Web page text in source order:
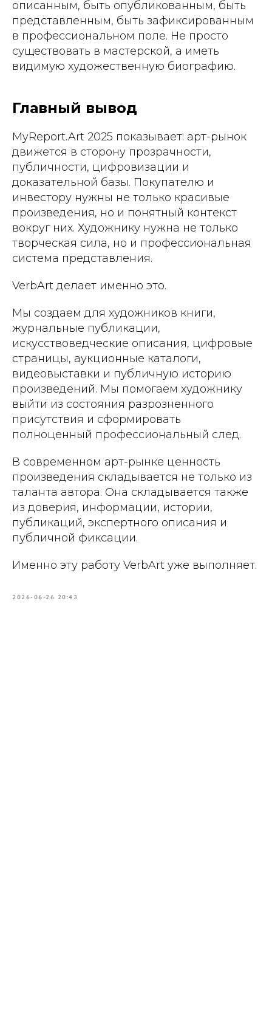
описанным, быть опубликованным, быть
представленным, быть зафиксированным
в профессиональном поле. Не просто
существовать в мастерской, а иметь
видимую художественную биографию.
Главный вывод
MyReport.Art 2025 показывает: арт-рынок
движется в сторону прозрачности,
публичности, цифровизации и
доказательной базы. Покупателю и
инвестору нужны не только красивые
произведения, но и понятный контекст
вокруг них. Художнику нужна не только
творческая сила, но и профессиональная
система представления.
VerbArt делает именно это.
Мы создаем для художников книги,
журнальные публикации,
искусствоведческие описания, цифровые
страницы, аукционные каталоги,
видеовыставки и публичную историю
произведений. Мы помогаем художнику
выйти из состояния разрозненного
присутствия и сформировать
полноценный профессиональный след.
В современном арт-рынке ценность
произведения складывается не только из
таланта автора. Она складывается также
из доверия, информации, истории,
публикаций, экспертного описания и
публичной фиксации.
Именно эту работу VerbArt уже выполняет.
2026-06-26 20:43